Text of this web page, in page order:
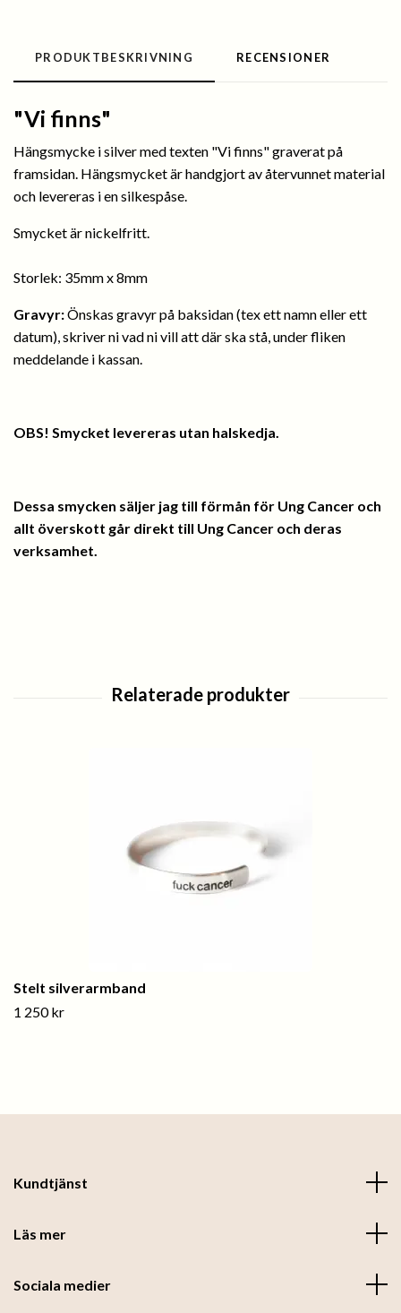
PRODUKTBESKRIVNING RECENSIONER
"Vi finns"
Hängsmycke i silver med texten "Vi finns" graverat på
framsidan. Hängsmycket är handgjort av återvunnet material
och levereras i en silkespåse.
Smycket är nickelfritt.
Storlek: 35mm x 8mm
Gravyr:Önskas gravyr på baksidan (tex ett namn eller ett
datum), skriver ni vad ni vill att där ska stå, under fliken
meddelande i kassan.
OBS! Smycket levereras utan halskedja.
Dessa smycken säljer jag till förmån för Ung Cancer och
allt överskott går direkt till Ung Cancer och deras
verksamhet.
Stelt silverarmband
1 250 kr
Kundtjänst
Läs mer
Sociala medier